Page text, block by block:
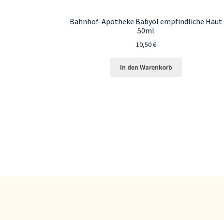
Bahnhof-Apotheke Babyöl empfindliche Haut
50ml
10,50€
In den Warenkorb